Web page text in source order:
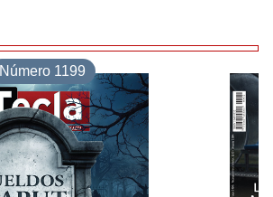
Número 1199